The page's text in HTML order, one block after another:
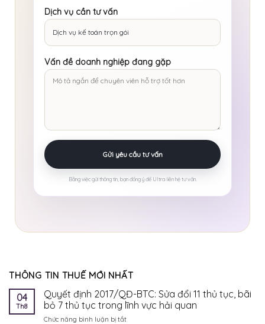
Dịch vụ cần tư vấn
Vấn đề doanh nghiệp đang gặp
Bằng việc gửi thông tin, bạn đồng ý để Ultra liên hệ tư vấn.
THÔNG TIN THUẾ MỚI NHẤT
04
Th8
Quyết định 2017/QĐ-BTC: Sửa đổi 11 thủ tục, bãi
bỏ 7 thủ tục trong lĩnh vực hải quan
Chức năng bình luận bị tắtở